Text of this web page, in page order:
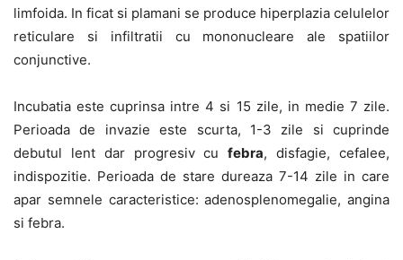
limfoida. In ficat si plamani se produce hiperplazia celulelor
reticulare si infiltratii cu mononucleare ale spatiilor
conjunctive.
Incubatia este cuprinsa intre 4 si 15 zile, in medie 7 zile.
Perioada de invazie este scurta, 1-3 zile si cuprinde
debutul lent dar progresiv cufebra, disfagie, cefalee,
indispozitie. Perioada de stare dureaza 7-14 zile in care
apar semnele caracteristice: adenosplenomegalie, angina
si febra.